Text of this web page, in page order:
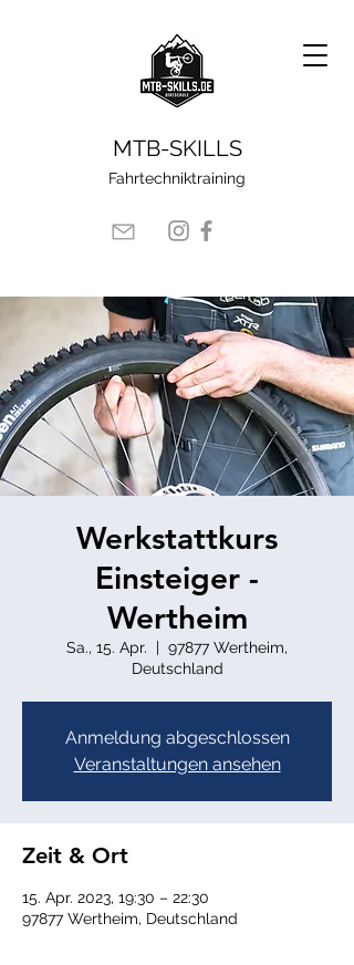
​MTB-SKILLS
Fahrtechniktraining
Werkstattkurs
Einsteiger -
Wertheim
Sa., 15. Apr.
  |
97877 Wertheim,
Deutschland
Anmeldung abgeschlossen
Veranstaltungen ansehen
Zeit & Ort
15. Apr. 2023, 19:30 – 22:30
97877 Wertheim, Deutschland